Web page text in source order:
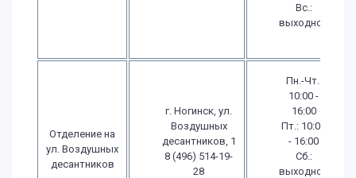
Вс.:
выходной
Отделение на
ул. Воздушных
десантников
г. Ногинск, ул.
Воздушных
десантников, 1
8 (496) 514-19-
28
Пн.-Чт.:
10:00 -
16:00
Пт.: 10:00
- 16:00
Сб.:
выходной